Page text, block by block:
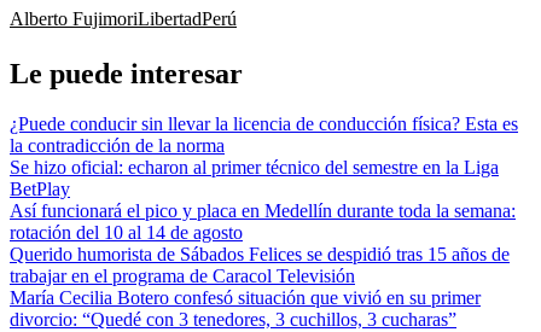
Alberto FujimoriLibertadPerú
Le puede interesar
¿Puede conducir sin llevar la licencia de conducción física? Esta es
la contradicción de la norma
Se hizo oficial: echaron al primer técnico del semestre en la Liga
BetPlay
Así funcionará el pico y placa en Medellín durante toda la semana:
rotación del 10 al 14 de agosto
Querido humorista de Sábados Felices se despidió tras 15 años de
trabajar en el programa de Caracol Televisión
María Cecilia Botero confesó situación que vivió en su primer
divorcio: “Quedé con 3 tenedores, 3 cuchillos, 3 cucharas”